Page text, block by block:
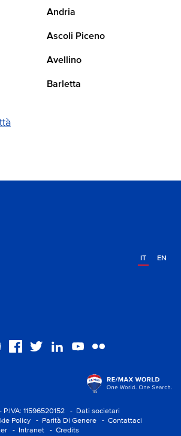
Andria
Ascoli Piceno
Avellino
Barletta
IT EN
11596520152
- Dati societari
Policy - Parità Di Genere
- Contattaci
- Intranet - Credits